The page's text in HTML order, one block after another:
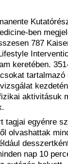
ben
787
keretében.
aktivitásuk
tagjai egyénre
olvashattak
nap 10